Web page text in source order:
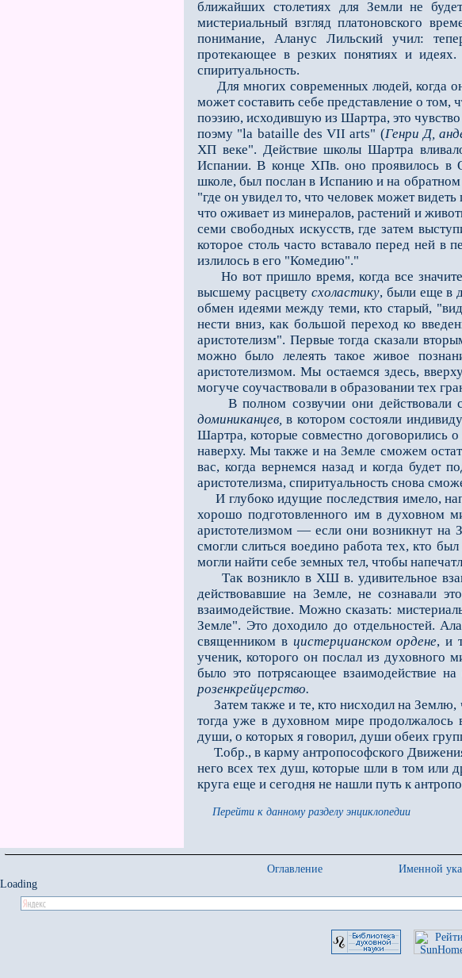
ближайших столетиях для Земли не
мистериальный взгляд платоновского
понимание, Аланус Лильский учил:
протекающее в резких понятиях и
спиритуальность.
Для многих современных людей, когда
может составить себе представление о
поэзию, исходившую из Шар­тра, это
поэму "la bataille des VII arts" (Генри Д,
ХП веке". Действие школы Шартра
Испании. В конце ХПв. оно проявилось в
школе, был послан в Испанию и на обратном
"где он увидел то, что человек может
что оживает из минералов, растений и
семи свободных искусств, где затем
которое столь часто вставало перед ней
излилось в его "Комедию"."
Но вот пришло время, когда все
высшему расцвету схоластику, были еще в
обмен идеями между теми, кто старый,
нести вниз, как большой переход ко
аристотелизм". Первые тогда сказали
можно было лелеять такое живое
аристотелизмом. Мы оста­емся здесь,
могуче соучаствовали в образовании тех
В полном созвучии они действовали
доминиканцев, в котором состояли
Шартра, которые совместно договорились
наверху. Мы также и на Земле сможем
вас, когда вернемся назад и когда будет
аристотелизма, спиритуальность снова
И глубоко идущие последствия имело,
хорошо подготовленного им в духовном
аристотелизмом — если они возникнут на
смогли слиться воедино работа тех, кто
мо­гли найти себе земных тел, чтобы
Так возникло в ХШ в. удивительное
действовавшие на Земле, не сознавали
взаимодействие. Можно сказать:
Земле". Это доходило до отдельностей.
священником в цистерцианском ордене, и
ученик, которого он послал из духовного
было это потрясающее взаимодействие
розенкрейцерство.
Затем также и те, кто нисходил на
тогда уже в духовном мире продолжалось
души, о которых я говорил, души обеих
Т.обр., в карму антропософского
него всех тех душ, которые шли в том или
круга еще и сегодня не нашли путь к
Перейти к данному разделу энциклопедии
Оглавление Именной
Loading